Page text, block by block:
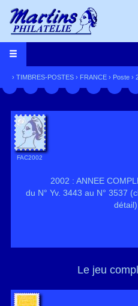
› TIMBRES-POSTES › FRANCE › Poste ›
FAC2002
2002 : ANNEE
du N° Yv. 3443 au N° 3537
détail)
Le jeu